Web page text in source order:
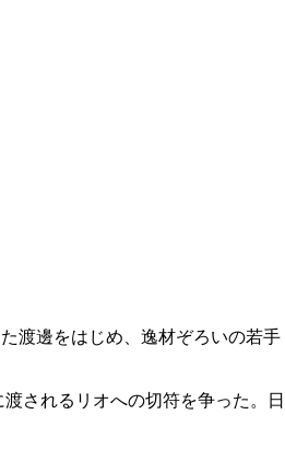
渡邊をはじめ、逸材ぞろいの若手
されるリオへの切符を争った。日